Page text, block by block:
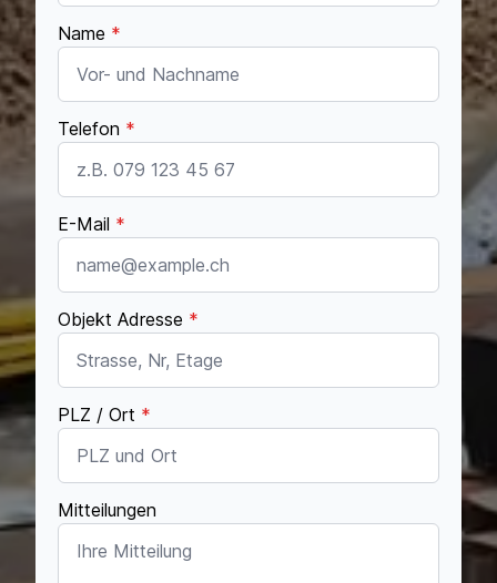
Name *
Telefon *
E-Mail *
Objekt Adresse *
PLZ / Ort *
Mitteilungen